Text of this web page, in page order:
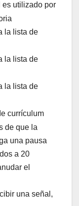
utilizado por
la lista de
la lista de
la lista de
currículum
de que la
una pausa
a 20
el
una señal,